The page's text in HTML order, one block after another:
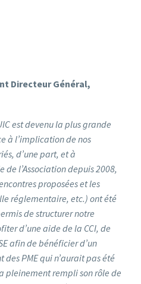
Directeur Général,
est devenu la plus grande
à l’implication de nos
d’une part, et à
l’Association depuis 2008,
proposées et les
réglementaire, etc.) ont été
de structurer notre
d’une aide de la CCI, de
afin de bénéficier d’un
PME qui n’aurait pas été
pleinement rempli son rôle de